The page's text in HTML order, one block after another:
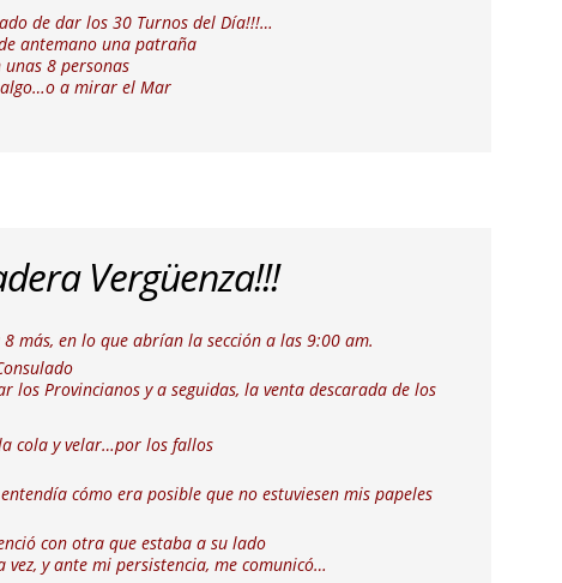
de dar los 30 Turnos del Día!!!…
antemano una patraña
unas 8 personas
algo…o a mirar el Mar
Vergüenza!!!
más, en lo que abrían la sección a las 9:00 am.
los Provincianos y a seguidas, la venta descarada de los
cola y velar…por los fallos
cómo era posible que no estuviesen mis papeles
con otra que estaba a su lado
y ante mi persistencia, me comunicó…